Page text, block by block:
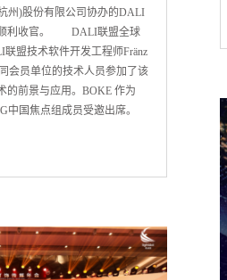
州)股份有限公司协办的DALI
顺利收官。 DALI联盟全球
联盟技术软件开发工程师Fränz
会员单位的技术人员参加了该
的前景与应用。BOKE 作为
中国焦点组成员受邀出席。